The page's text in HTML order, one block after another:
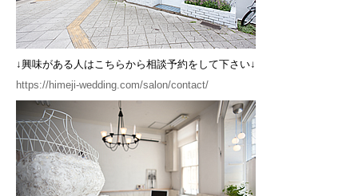
↓興味がある人はこちらから相談予約をして下さい↓
https://himeji-wedding.com/salon/contact/